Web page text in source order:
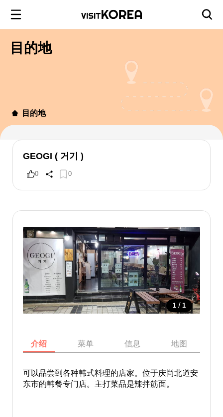
目的地
目的地
GEOGI ( 거기 )
0 0
1 / 1
介绍 菜单 信息 地图
可以品尝到各种韩式料理的店家。位于庆尚北道安
东市的韩餐专门店。主打菜品是辣拌筋面。